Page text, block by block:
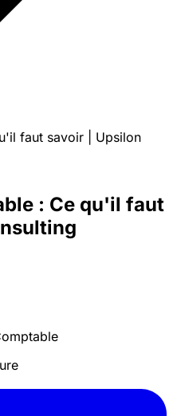
faut savoir | Upsilon
: Ce qu'il faut